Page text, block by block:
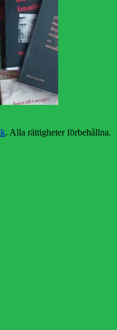
. Alla rättigheter förbehållna.